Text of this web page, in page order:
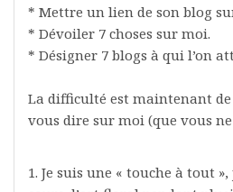
* Mettre un lien de son blog
* Dévoiler 7 choses sur moi.
* Désigner 7 blogs à qui l’on
La difficulté est maintenant de
vous dire sur moi (que vous
1. Je suis une « touche à tout